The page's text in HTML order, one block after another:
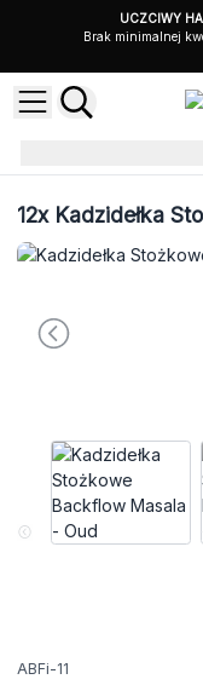
UCZCIWY
Brak minimalnej
Kadzidełka
12xKadzidełka
ABFi-11